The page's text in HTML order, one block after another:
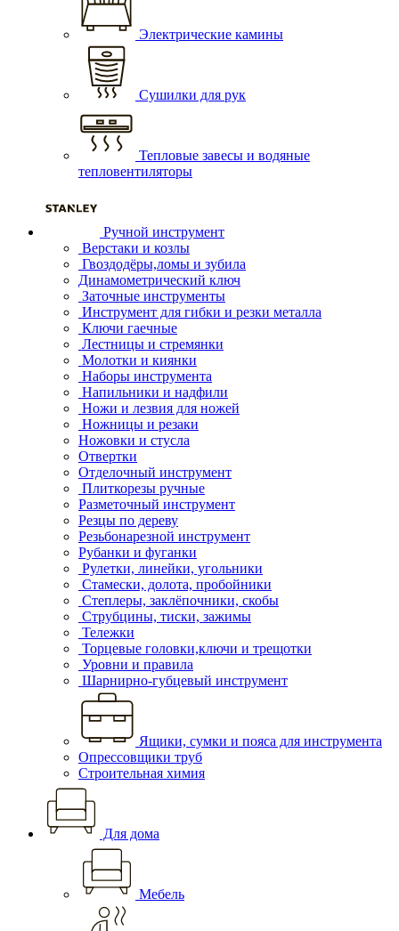
Электрические камины
Сушилки для рук
Тепловые завесы и водяные
тепловентиляторы
Ручной инструмент
Верстаки и козлы
Гвоздодёры,ломы и зубила
Динамометрический ключ
Заточные инструменты
Инструмент для гибки и резки металла
Ключи гаечные
Лестницы и стремянки
Молотки и киянки
Наборы инструмента
Напильники и надфили
Ножи и лезвия для ножей
Ножницы и резаки
Ножовки и стусла
Отвертки
Отделочный инструмент
Плиткорезы ручные
Разметочный инструмент
Резцы по дереву
Резьбонарезной инструмент
Рубанки и фуганки
Рулетки, линейки, угольники
Стамески, долота, пробойники
Степлеры, заклёпочники, скобы
Струбцины, тиски, зажимы
Тележки
Торцевые головки,ключи и трещотки
Уровни и правила
Шарнирно-губцевый инструмент
Ящики, сумки и пояса для инструмента
Опрессовщики труб
Строительная химия
Для дома
Мебель